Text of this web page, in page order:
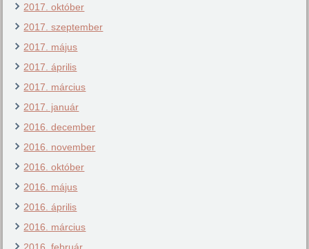
2017. október
2017. szeptember
2017. május
2017. április
2017. március
2017. január
2016. december
2016. november
2016. október
2016. május
2016. április
2016. március